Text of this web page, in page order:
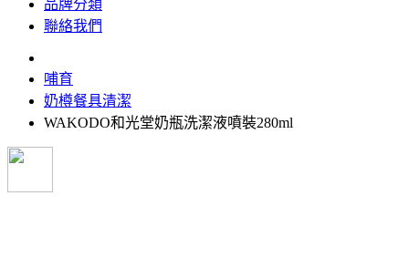
品牌分類
聯絡我們
哺育
奶樽餐具清潔
WAKODO和光堂奶瓶洗潔液噴裝280ml